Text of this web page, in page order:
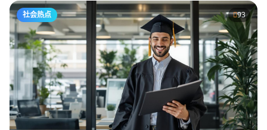
社会热点 93